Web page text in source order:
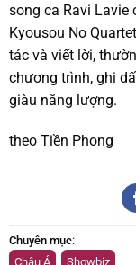
song ca Ravi Lavie
Kyousou No
tác và viết lời,
chương trình, ghi
giàu năng lượng.
theo Tiền Phong
Chuyên mục:
Châu Á
Showbiz